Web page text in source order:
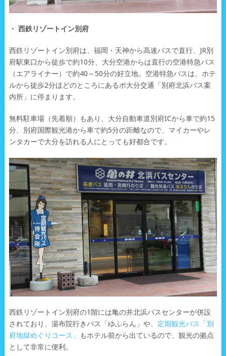
・ 西鉄リゾートイン別府
西鉄リゾートイン別府は、福岡・天神から高速バスで直行、JR別
府駅東口から徒歩で約10分、大分空港からは直行の空港特急バス
（エアライナー）で約40～50分の好立地。空港特急バスは、ホテ
ルから徒歩2分ほどのところにあるポ大分交通「別府北浜バス案
内所」に停まります。
無料駐車場（先着順）もあり、大分自動車道別府ICから車で約15
分、別府国際観光港から車で約5分の距離なので、マイカーやレ
ンタカーで大分を訪れる人にとっても好都合です。
西鉄リゾートイン別府の1階には亀の井北浜バスセンターが併設
されており、湯布院行きバス「ゆふらん」や、 定期観光バス「別
府地獄めぐりコース」
もホテル前から出ているので、観光の拠点
として非常に便利。